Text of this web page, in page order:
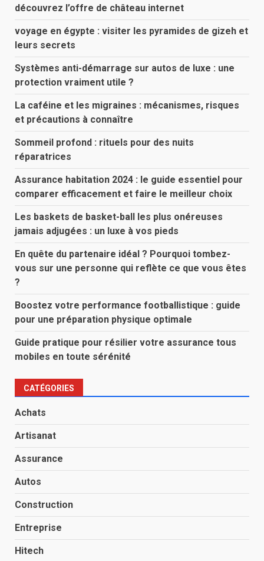
découvrez l’offre de château internet
voyage en égypte : visiter les pyramides de gizeh et
leurs secrets
Systèmes anti-démarrage sur autos de luxe : une
protection vraiment utile ?
La caféine et les migraines : mécanismes, risques
et précautions à connaître
Sommeil profond : rituels pour des nuits
réparatrices
Assurance habitation 2024 : le guide essentiel pour
comparer efficacement et faire le meilleur choix
Les baskets de basket-ball les plus onéreuses
jamais adjugées : un luxe à vos pieds
En quête du partenaire idéal ? Pourquoi tombez-
vous sur une personne qui reflète ce que vous êtes
?
Boostez votre performance footballistique : guide
pour une préparation physique optimale
Guide pratique pour résilier votre assurance tous
mobiles en toute sérénité
CATÉGORIES
Achats
Artisanat
Assurance
Autos
Construction
Entreprise
Hitech